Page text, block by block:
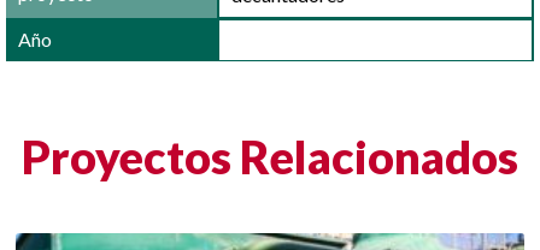
Año
Proyectos Relacionados